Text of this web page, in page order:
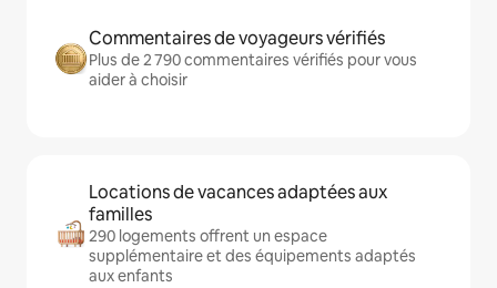
Commentaires de voyageurs vérifiés
Plus de 2 790 commentaires vérifiés pour vous
aider à choisir
Locations de vacances adaptées aux
familles
290 logements offrent un espace
supplémentaire et des équipements adaptés
aux enfants